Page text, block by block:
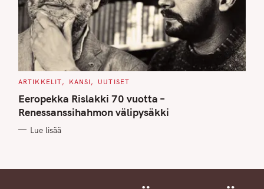
C
T
E
G
O
I
ARTIKKELIT KANSI UUTISET
Eeropekka Rislakki 70 vuotta –
Renessanssihahmon välipysäkki
Lue lisää